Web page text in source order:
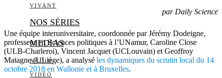
VIVANT
NOS SÉRIES
MEDIAS
AUDIO
VIDÉO
par Daily Science
Une équipe interuniversitaire, coordonnée par Jérémy Dodeigne,
professeur en Sciences politiques à l’UNamur, Caroline Close
(ULB-Charleroi), Vincent Jacquet (UCLouvain) et Geoffroy
Matagne (ULiège), a analysé les dynamiques du scrutin local du 14
octobre 2018 en Wallonie et à Bruxelles.